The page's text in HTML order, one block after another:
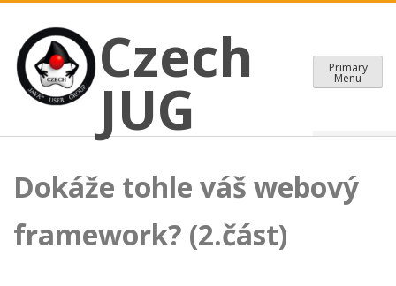
content
Czech JUG
CZECH JAVA USER GROUP
Czech
JUG
Primary
Menu
Dokáže tohle váš webový
framework? (2.část)